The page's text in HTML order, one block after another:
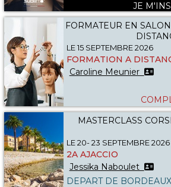
JE
FORMATEUR EN
LE 15 SEPTEMBRE 2026
FORMATION A
Caroline Meunier
MASTERCLASS
LE 20- 23 SEPTEMBRE 2026
2A AJACCIO
Jessika Naboulet
DEPART DE BORDEAUX